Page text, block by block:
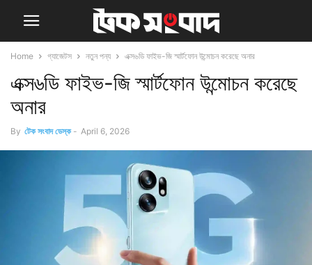
Home গ্যাজেটস নতুন পন্য এক্স৬ডি ফাইভ-জি স্মার্টফোন উন্মোচন করেছে অনার
এক্স৬ডি ফাইভ-জি স্মার্টফোন উন্মোচন করেছে
অনার
By টেক সংবাদ ডেস্ক - April 6, 2026